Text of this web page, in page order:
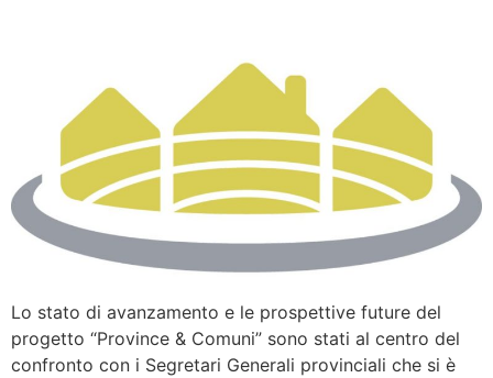
Lo stato di avanzamento e le prospettive future del
progetto “Province & Comuni” sono stati al centro del
confronto con i Segretari Generali provinciali che si è